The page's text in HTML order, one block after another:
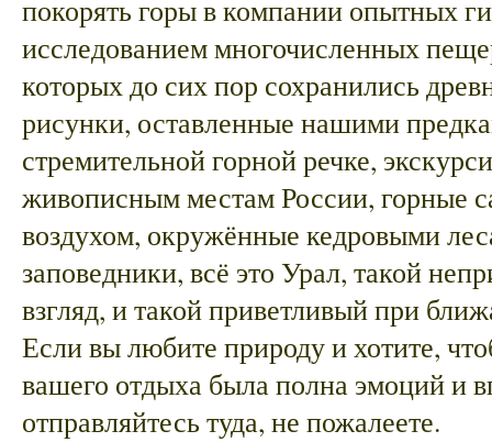
покорять горы в компании опытных
исследованием многочисленных
которых до сих пор сохранились
рисунки, оставленные нашими
стремительной горной речке,
живописным местам России, горные
воздухом, окружённые кедровыми
заповедники, всё это Урал, такой
взгляд, и такой приветливый при
Если вы любите природу и хотите,
вашего отдыха была полна эмоций и
отправляйтесь туда, не пожалеете.